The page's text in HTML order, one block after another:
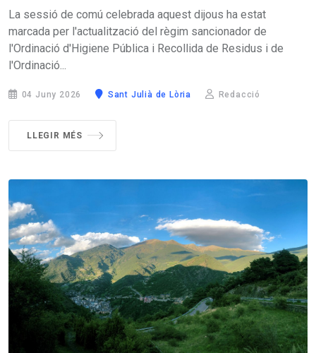
La sessió de comú celebrada aquest dijous ha estat
marcada per l'actualització del règim sancionador de
l'Ordinació d'Higiene Pública i Recollida de Residus i de
l'Ordinació...
04 Juny 2026 Sant Julià de Lòria Redacció
LLEGIR MÉS